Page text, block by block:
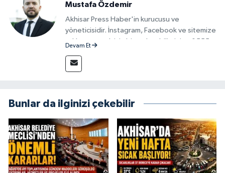
Mustafa Özdemir
Akhisar Press Haber'in kurucusu ve
yöneticisidir. İnstagram, Facebook ve sitemize
reklam vermek için bize ulaşabilirsiniz - 0555
Devam Et
Bunlar da ilginizi çekebilir